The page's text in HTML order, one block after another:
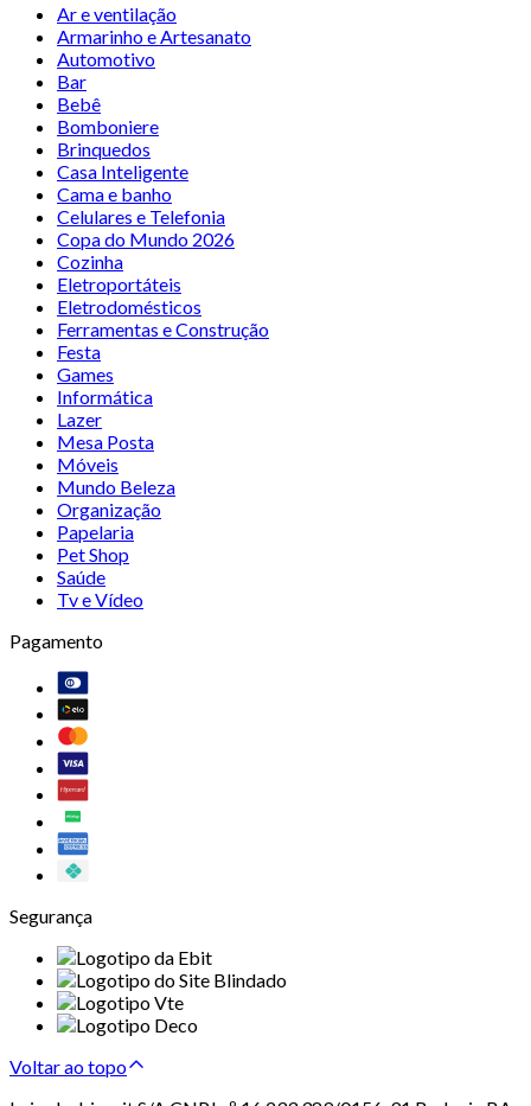
Ar e ventilação
Armarinho e Artesanato
Automotivo
Bar
Bebê
Bomboniere
Brinquedos
Casa Inteligente
Cama e banho
Celulares e Telefonia
Copa do Mundo 2026
Cozinha
Eletroportáteis
Eletrodomésticos
Ferramentas e Construção
Festa
Games
Informática
Lazer
Mesa Posta
Móveis
Mundo Beleza
Organização
Papelaria
Pet Shop
Saúde
Tv e Vídeo
Pagamento
Segurança
Voltar ao topo